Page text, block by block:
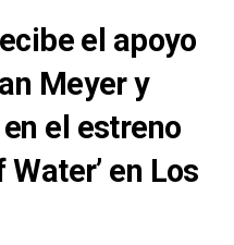
el apoyo
Meyer y
el estreno
Water’ en Los